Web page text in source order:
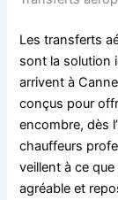
Les transferts
sont la solution
arrivent à
conçus pour
encombre, dès
chauffeurs
veillent à ce
agréable et